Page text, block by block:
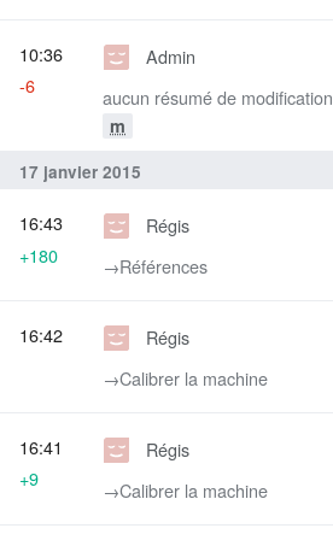
Admin
aucun résumé de modification
m
10:36
-6
17 janvier 2015
Régis
→‎Références
16:43
+180
Régis
→‎Calibrer la machine
16:42
Régis
→‎Calibrer la machine
16:41
+9